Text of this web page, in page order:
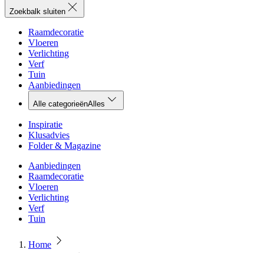
Zoekbalk sluiten
Raamdecoratie
Vloeren
Verlichting
Verf
Tuin
Aanbiedingen
Alle categorieënAlles
Inspiratie
Klusadvies
Folder & Magazine
Aanbiedingen
Raamdecoratie
Vloeren
Verlichting
Verf
Tuin
Home